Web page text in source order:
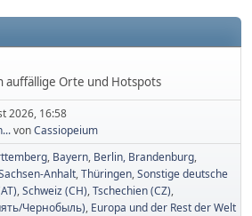
auffällige Orte und Hotspots
2026, 16:58
vonCassiopeium
Bayern Berlin, Brandenburg
Anhalt Thüringen Sonstige deutsche
Schweiz (CH) Tschechien (CZ)
Чернобыль) Europa und der Rest der Welt